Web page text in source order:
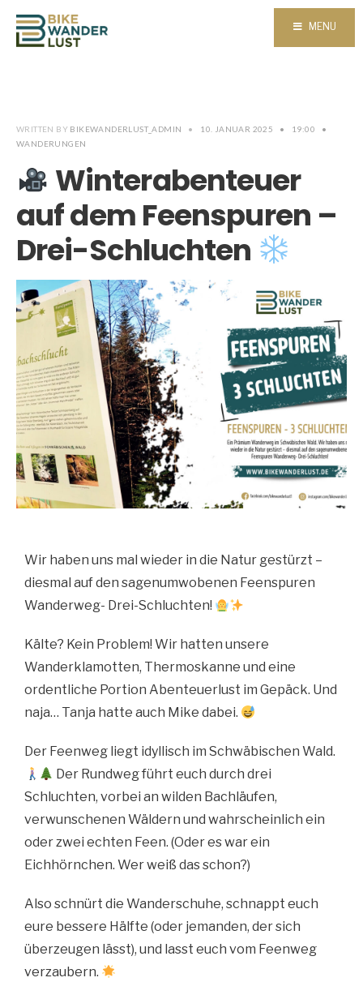
MENU
WRITTEN BY BIKEWANDERLUST_ADMIN • 10. JANUAR 2025 • 19:00
•
WANDERUNGEN
Winterabenteuer
auf dem Feenspuren –
Drei-Schluchten
Wir haben uns mal wieder in die Natur gestürzt –
diesmal auf den sagenumwobenen Feenspuren
Wanderweg- Drei-Schluchten!
Kälte? Kein Problem! Wir hatten unsere
Wanderklamotten, Thermoskanne und eine
ordentliche Portion Abenteuerlust im Gepäck. Und
naja… Tanja hatte auch Mike dabei.
Der Feenweg liegt idyllisch im Schwäbischen Wald.
Der Rundweg führt euch durch drei
Schluchten, vorbei an wilden Bachläufen,
verwunschenen Wäldern und wahrscheinlich ein
oder zwei echten Feen. (Oder es war ein
Eichhörnchen. Wer weiß das schon?)
Also schnürt die Wanderschuhe, schnappt euch
eure bessere Hälfte (oder jemanden, der sich
überzeugen lässt), und lasst euch vom Feenweg
verzaubern.